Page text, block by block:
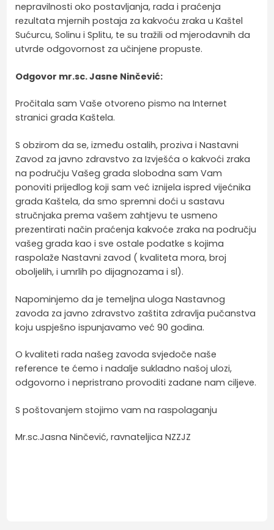
nepravilnosti oko postavljanja, rada i praćenja
rezultata mjernih postaja za kakvoću zraka u Kaštel
Sućurcu, Solinu i Splitu, te su tražili od mjerodavnih da
utvrde odgovornost za učinjene propuste.
Odgovor mr.sc. Jasne Ninčević:
Pročitala sam Vaše otvoreno pismo na Internet
stranici grada Kaštela.
S obzirom da se, između ostalih, proziva i Nastavni
Zavod za javno zdravstvo za Izvješća o kakvoći zraka
na području Vašeg grada slobodna sam Vam
ponoviti prijedlog koji sam već iznijela ispred vijećnika
grada Kaštela, da smo spremni doći u sastavu
stručnjaka prema vašem zahtjevu te usmeno
prezentirati način praćenja kakvoće zraka na području
vašeg grada kao i sve ostale podatke s kojima
raspolaže Nastavni zavod ( kvaliteta mora, broj
oboljelih, i umrlih po dijagnozama i sl).
Napominjemo da je temeljna uloga Nastavnog
zavoda za javno zdravstvo zaštita zdravlja pučanstva
koju uspješno ispunjavamo već 90 godina.
O kvaliteti rada našeg zavoda svjedoče naše
reference te ćemo i nadalje sukladno našoj ulozi,
odgovorno i nepristrano provoditi zadane nam ciljeve.
S poštovanjem stojimo vam na raspolaganju
Mr.sc.Jasna Ninčević, ravnateljica NZZJZ